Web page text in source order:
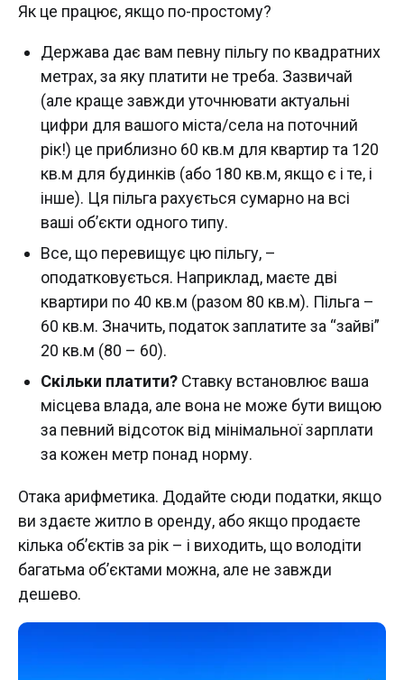
Як це працює, якщо по-простому?
Держава дає вам певну пільгу по квадратних
метрах, за яку платити не треба. Зазвичай
(але краще завжди уточнювати актуальні
цифри для вашого міста/села на поточний
рік!) це приблизно 60 кв.м для квартир та 120
кв.м для будинків (або 180 кв.м, якщо є і те, і
інше). Ця пільга рахується сумарно на всі
ваші об’єкти одного типу.
Все, що перевищує цю пільгу, –
оподатковується. Наприклад, маєте дві
квартири по 40 кв.м (разом 80 кв.м). Пільга –
60 кв.м. Значить, податок заплатите за “зайві”
20 кв.м (80 – 60).
Скільки платити? Ставку встановлює ваша
місцева влада, але вона не може бути вищою
за певний відсоток від мінімальної зарплати
за кожен метр понад норму.
Отака арифметика. Додайте сюди податки, якщо
ви здаєте житло в оренду, або якщо продаєте
кілька об’єктів за рік – і виходить, що володіти
багатьма об’єктами можна, але не завжди
дешево.